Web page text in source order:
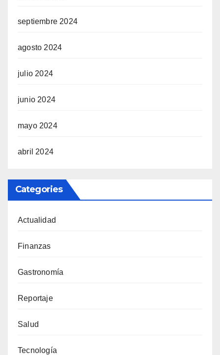
septiembre 2024
agosto 2024
julio 2024
junio 2024
mayo 2024
abril 2024
Categories
Actualidad
Finanzas
Gastronomía
Reportaje
Salud
Tecnología